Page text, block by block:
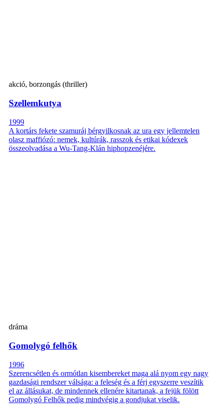
akció, borzongás (thriller)
Szellemkutya
1999
A kortárs fekete szamuráj bérgyilkosnak az ura egy jellemtelen
olasz maffiózó: nemek, kultúrák, rasszok és etikai kódexek
összeolvadása a Wu-Tang-Klán hiphopzenéjére.
dráma
Gomolygó felhők
1996
Szerencsétlen és ormótlan kisembereket maga alá nyom egy nagy
gazdasági rendszer válsága: a feleség és a férj egyszerre veszítik
el az állásukat, de mindennek ellenére kitartanak, a fejük fölött
Gomolygó Felhők pedig mindvégig a gondjukat viselik.